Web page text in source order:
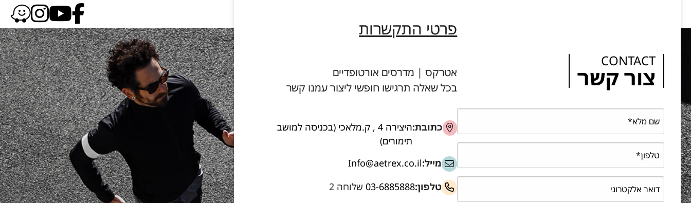
CONTACT
צור קשר
פרטי התקשרות
אטרקס | מדרסים אורטופדיים
בכל שאלה תרגישו חופשי ליצור עמנו קשר
כתובת:
היצירה 4 , ק.מלאכי (בכניסה למושב
תימורים)
מייל:Info@aetrex.co.il
טלפון:03-6885888שלוחה 2